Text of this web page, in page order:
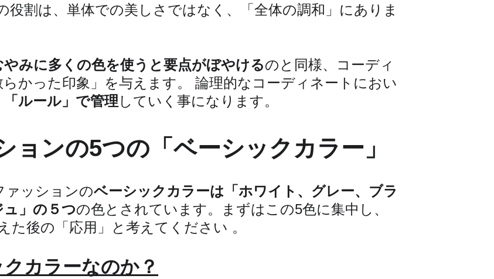
割は、単体での美しさではなく、「全体の調和」にありま
やみに多くの色を使うと要点がぼやけるのと同様、コーディ
かった印象」を与えます。 論理的なコーディネートにおい
「ルール」で管理 していく事になります。
ョンの5つの「ベーシックカラー」
ァッションのベーシックカラーは「ホワイト、グレー、ブラ
」の５つの色とされています。まずはこの5色に集中し、
た後の「応用」と考えてください 。
カラーなのか？